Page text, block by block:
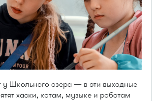
Школьного озера — в эти выходные
хаски, котам, музыке и роботам